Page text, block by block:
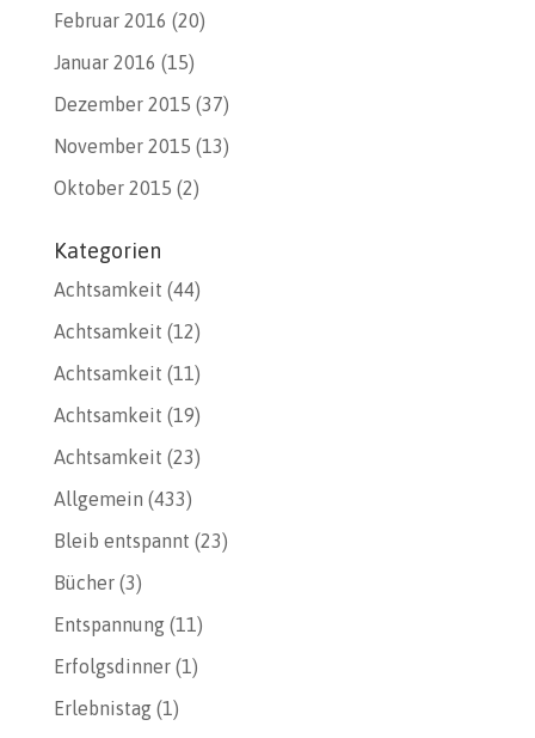
Februar 2016 (20)
Januar 2016 (15)
Dezember 2015 (37)
November 2015 (13)
Oktober 2015 (2)
Kategorien
Achtsamkeit (44)
Achtsamkeit (12)
Achtsamkeit (11)
Achtsamkeit (19)
Achtsamkeit (23)
Allgemein (433)
Bleib entspannt (23)
Bücher(3)
Entspannung(11)
Erfolgsdinner(1)
Erlebnistag(1)